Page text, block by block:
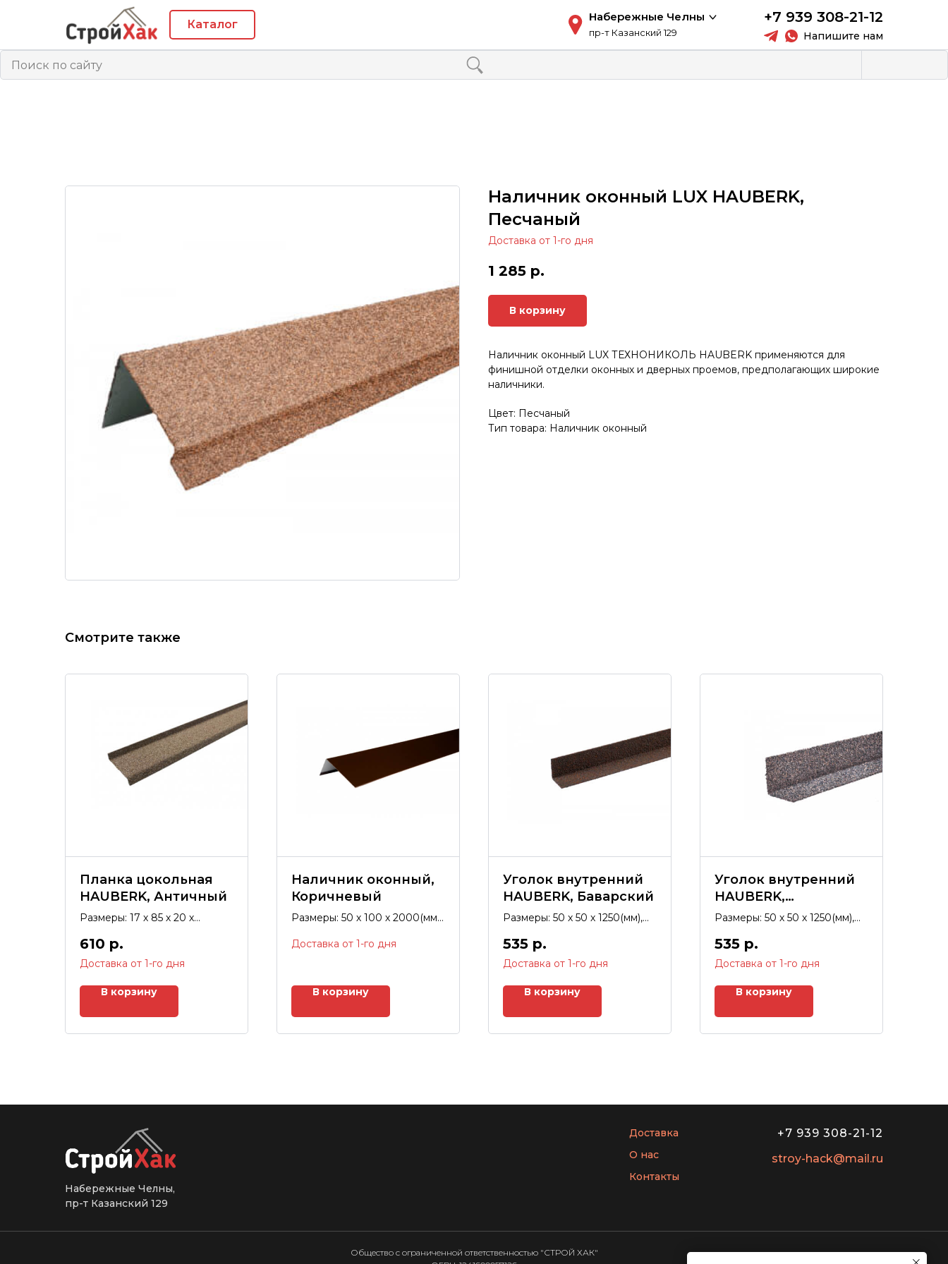
Каталог
пр-т Казанский 129
Набережные Челны +7 939 308-21-12
Напишите нам
Наличник оконный LUX HAUBERK,
Песчаный
Доставка от 1-го дня
1 285 р.
В корзину
Наличник оконный LUX ТЕХНОНИКОЛЬ HAUBERK применяются для
финишной отделки оконных и дверных проемов, предполагающих широкие
наличники.
Цвет: Песчаный
Тип товара: Наличник оконный
Смотрите также
Планка цокольная
HAUBERK, Античный
Доставка от 1-го дня
Размеры: 17 х 85 х 20 х
610 р.
В корзину
Наличник оконный,
Коричневый
Доставка от 1-го дня
Размеры: 50 х 100 х 2000(мм),
В корзину
Уголок внутренний
HAUBERK, Баварский
Доставка от 1-го дня
Размеры: 50 х 50 х 1250(мм),
535 р.
В корзину
Уголок внутренний
HAUBERK,
Бельгийский
Доставка от 1-го дня
Размеры: 50 х 50 х 1250(мм),
535 р.
В корзину
Набережные Челны,
пр-т Казанский 129
Доставка
О нас
Контакты
+7 939 308-21-12
stroy-hack@mail.ru
Общество с ограниченной ответственностью "СТРОЙ ХАК"